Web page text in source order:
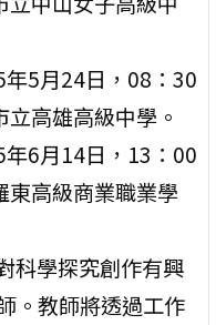
年5月24日，08：30
高雄高級中學。
年6月14日，13：00
東高級商業職業學
科學探究創作有興
。教師將透過工作